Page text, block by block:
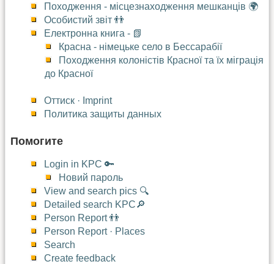
Походження - місцезнаходження мешканців 🌍
Особистий звіт 👬
Електронна книга - 📗
Красна - німецьке село в Бессарабії
Походження колоністів Красної та їх міграція
до Красної
Оттиск · Imprint
Политика защиты данных
Помогите
Login in KPC 🔑
Новий пароль
View and search pics 🔍
Detailed search KPC🔎
Person Report 👬
Person Report · Places
Search
Create feedback